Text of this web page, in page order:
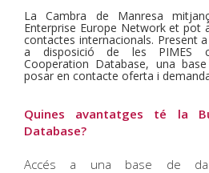
La Cambra de Manresa
Enterprise Europe Network et pot
contactes internacionals. Present
a disposició de les PIMES
Cooperation Database, una
posar en contacte oferta i
Quines avantatges té la
Database?
Accés a una base de